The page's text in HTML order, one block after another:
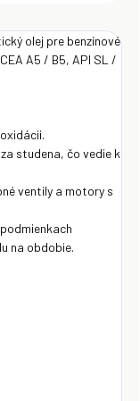
olej pre benzínové
A5 / B5, API SL /
studena, čo vedie k
ventily a motory s
na obdobie.